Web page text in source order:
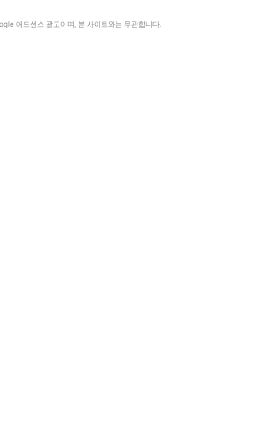
애드센스 광고이며, 본 사이트와는 무관합니다.